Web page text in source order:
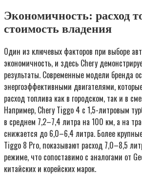
Экономичность: расход
стоимость владения
Один из ключевых факторов при выборе
экономичность, и здесь Chery
результаты. Современные модели бренда
энергоэффективными двигателями,
расход топлива как в городском, так и в
Например, Chery Tiggo 4 с 1,5-литровым
в среднем 7,2–7,4 литра на 100 км, а на
снижается до 6,0–6,4 литра. Более
Tiggo 8 Pro, показывают расход 7,0–8,5
режиме, что сопоставимо с аналогами от
китайских и корейских марок.